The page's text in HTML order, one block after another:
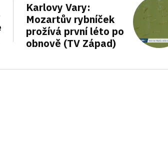
Karlovy Vary:
Mozartův rybníček
prožívá první léto po
obnově (TV Západ)